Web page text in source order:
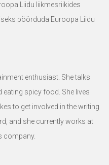
Liidu liikmesriikides
pöörduda Euroopa Liidu
enthusiast. She talks
spicy food. She lives
to get involved in the writing
and she currently works at
company.